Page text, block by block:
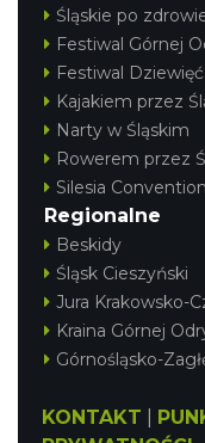
Śląskie po
Festiwal Górnej
Festiwal
Kajakiem przez
Narty w Śląskim
Rowerem przez
Silesia Convention
Regionalne
Beskidy
Śląsk Cieszyński
Jura Krakowsko-
Kraina Górnej
Górnośląsko-
KONTAKT